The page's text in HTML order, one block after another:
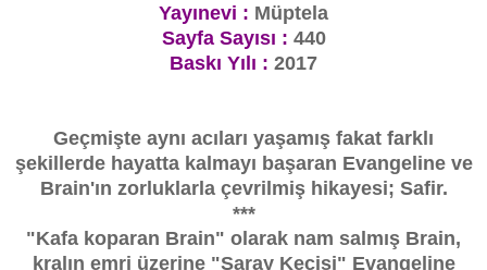
Yayınevi : Müptela
Sayfa Sayısı : 440
Baskı Yılı : 2017
Geçmişte aynı acıları yaşamış fakat farklı
şekillerde hayatta kalmayı başaran Evangeline ve
Brain'ın zorluklarla çevrilmiş hikayesi; Safir.
***
"Kafa koparan Brain" olarak nam salmış Brain,
kralın emri üzerine "Saray Keçisi" Evangeline